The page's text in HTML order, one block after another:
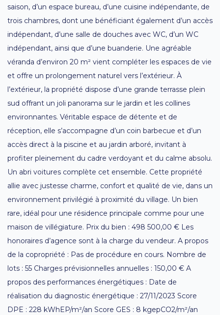
saison, d’un espace bureau, d’une cuisine indépendante, de
trois chambres, dont une bénéficiant également d’un accès
indépendant, d’une salle de douches avec WC, d’un WC
indépendant, ainsi que d’une buanderie. Une agréable
véranda d’environ 20 m² vient compléter les espaces de vie
et offre un prolongement naturel vers l’extérieur. À
l’extérieur, la propriété dispose d’une grande terrasse plein
sud offrant un joli panorama sur le jardin et les collines
environnantes. Véritable espace de détente et de
réception, elle s’accompagne d’un coin barbecue et d’un
accès direct à la piscine et au jardin arboré, invitant à
profiter pleinement du cadre verdoyant et du calme absolu.
Un abri voitures complète cet ensemble. Cette propriété
allie avec justesse charme, confort et qualité de vie, dans un
environnement privilégié à proximité du village. Un bien
rare, idéal pour une résidence principale comme pour une
maison de villégiature. Prix du bien : 498 500,00 € Les
honoraires d’agence sont à la charge du vendeur. A propos
de la copropriété : Pas de procédure en cours. Nombre de
lots : 55 Charges prévisionnelles annuelles : 150,00 € A
propos des performances énergétiques : Date de
réalisation du diagnostic énergétique : 27/11/2023 Score
DPE : 228 kWhEP/m²/an Score GES : 8 kgepCO2/m²/an